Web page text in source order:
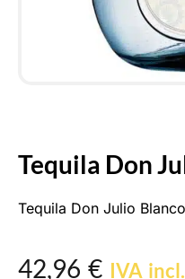
Tequila Don
Tequila Don Julio Blanco
42,96 € IVA incl.